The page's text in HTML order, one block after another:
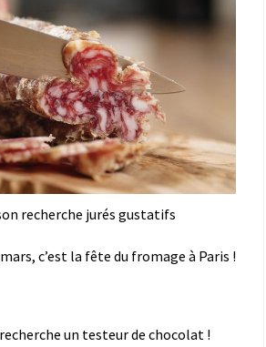
recherche jurés gustatifs
c’est la fête du fromage à Paris !
un testeur de chocolat !